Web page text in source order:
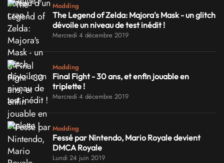
Modding
The Legend of Zelda: Majora's Mask - un glitch
dévoile un niveau de test inédit !
Mercredi 4 décembre 2019
Modding
Final Fight - 30 ans, et enfin jouable en
triplette !
Mercredi 4 décembre 2019
Modding
Fessé par Nintendo, Mario Royale devient
DMCA Royale
Lundi 24 juin 2019